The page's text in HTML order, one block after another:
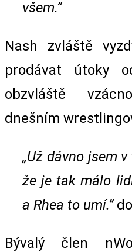
všem.”
Nash zvláště
prodávat útoky
obzvláště
dnešním
„Už dávno jsem
že je tak málo
a Rhea to umí.”
Bývalý člen